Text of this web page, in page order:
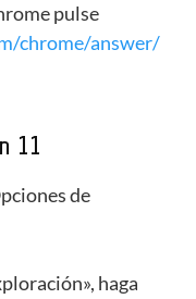
pulse
chrome/answer/
11
de
haga